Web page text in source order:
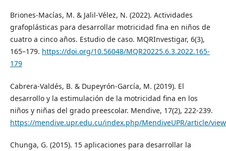
Briones-Macías, M. & Jalil-Vélez, N. (2022). Actividades
grafoplásticas para desarrollar motricidad fina en niños de
cuatro a cinco años. Estudio de caso. MQRInvestigar, 6(3),
165–179. https://doi.org/10.56048/MQR20225.6.3.2022.165-
179
Cabrera-Valdés, B. & Dupeyrón-García, M. (2019). El
desarrollo y la estimulación de la motricidad fina en los
niños y niñas del grado preescolar. Mendive, 17(2), 222-239.
https://mendive.upr.edu.cu/index.php/MendiveUPR/article/
Chunga, G. (2015). 15 aplicaciones para desarrollar la